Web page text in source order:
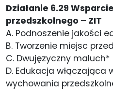
Działanie 6.29
przedszkolnego – ZIT
A. Podnoszenie jakości
B. Tworzenie miejsc
C. Dwujęzyczny maluch*
D. Edukacja włączająca
wychowania